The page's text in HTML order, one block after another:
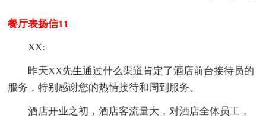
餐厅表扬信11
XX:
昨天XX先生通过什么渠道肯定了酒店前台接待员的
服务，特别感谢您的热情接待和周到服务。
酒店开业之初，酒店客流量大，对酒店全体员工，